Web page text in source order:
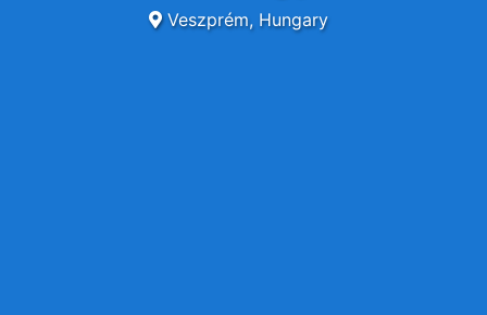
Veszprém, Hungary